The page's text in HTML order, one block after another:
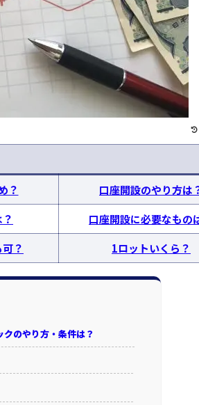
？
口座開設のやり方は
口座開設に必要なもの
？ 1ロットいくら？
のやり方・条件は？